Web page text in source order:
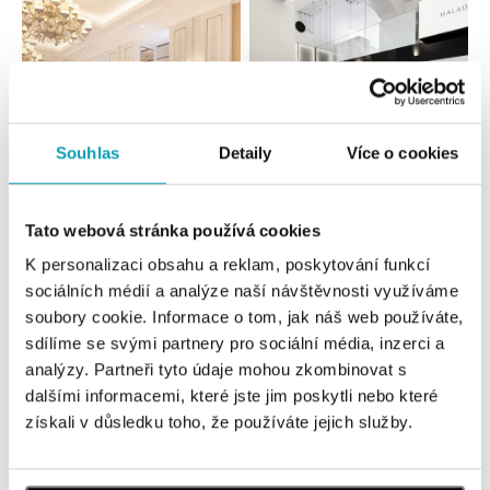
Souhlas Detaily Více o cookies
Tato webová stránka používá cookies
K personalizaci obsahu a reklam, poskytování funkcí
sociálních médií a analýze naší návštěvnosti využíváme
soubory cookie. Informace o tom, jak náš web používáte,
sdílíme se svými partnery pro sociální média, inzerci a
analýzy. Partneři tyto údaje mohou zkombinovat s
dalšími informacemi, které jste jim poskytli nebo které
získali v důsledku toho, že používáte jejich služby.
Všechny Česko Slovensko
HALADA Pařížská, Praha
Pařížská 7, 110 00 Praha 1
tel.: +420724986111
zítra otevřeno od 10:00
HALADA Na Příkopě, Praha
tel.: +420608028615